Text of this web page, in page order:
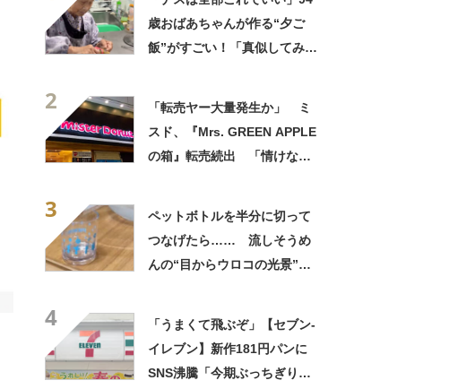
歳おばあちゃんが作る“夕ご
飯”がすごい！「真似してみま
2
「転売ヤー大量発生か」 ミ
スド、『Mrs. GREEN APPLE
の箱』転売続出 「情けない
3
ペットボトルを半分に切って
つなげたら…… 流しそうめ
んの“目からウロコの光景”に
4
「うまくて飛ぶぞ」【セブン‐
イレブン】新作181円パンに
SNS沸騰「今期ぶっちぎりで